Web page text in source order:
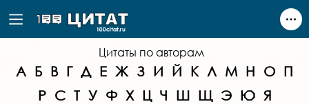
Цитаты по авторам
А Б В Г Д Е Ж З И Й К Л М Н О П
Р С Т У Ф Х Ц Ч Ш Щ Э Ю Я